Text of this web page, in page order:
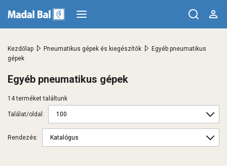
Kezdőlap > Pneumatikus gépek és kiegészítők > Egyéb pneumatikus
gépek
Egyéb pneumatikus gépek
Rendezés:
14 terméket találtunk
Találat/oldal: